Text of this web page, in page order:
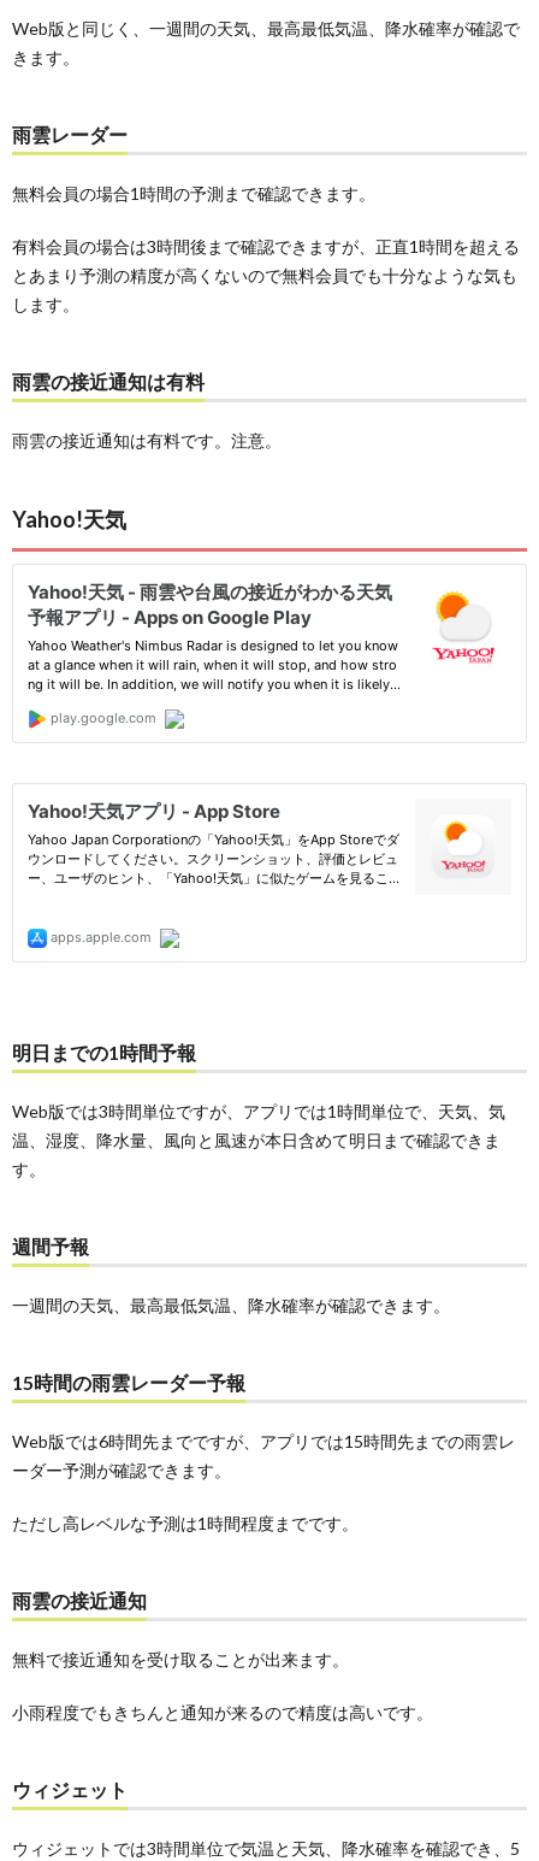
Web版と同じく、一週間の天気、最高最低気温、降水確率が確認で
きます。
雨雲レーダー
無料会員の場合1時間の予測まで確認できます。
有料会員の場合は3時間後まで確認できますが、正直1時間を超える
とあまり予測の精度が高くないので無料会員でも十分なような気も
します。
雨雲の接近通知は有料
雨雲の接近通知は有料です。注意。
Yahoo!天気
明日までの1時間予報
Web版では3時間単位ですが、アプリでは1時間単位で、天気、気
温、湿度、降水量、風向と風速が本日含めて明日まで確認できま
す。
週間予報
一週間の天気、最高最低気温、降水確率が確認できます。
15時間の雨雲レーダー予報
Web版では6時間先までですが、アプリでは15時間先までの雨雲レ
ーダー予測が確認できます。
ただし高レベルな予測は1時間程度までです。
雨雲の接近通知
無料で接近通知を受け取ることが出来ます。
小雨程度でもきちんと通知が来るので精度は高いです。
ウィジェット
ウィジェットでは3時間単位で気温と天気、降水確率を確認でき、5